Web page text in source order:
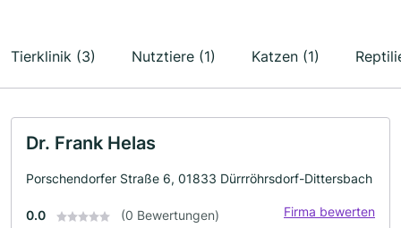
Tierklinik (3) Nutztiere (1) Katzen (1)
Dr. Frank Helas
Porschendorfer Straße 6, 01833 Dürrröhrsdorf-Dittersbach
0.0 (0 Bewertungen) Firma bewerten